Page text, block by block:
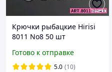
Крючки рыбацкие Hirisi
8011 No8 50 шт
Готово к отправке
5.0 (10)